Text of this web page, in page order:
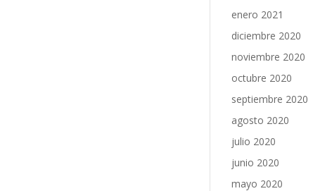
enero 2021
diciembre 2020
noviembre 2020
octubre 2020
septiembre 2020
agosto 2020
julio 2020
junio 2020
mayo 2020